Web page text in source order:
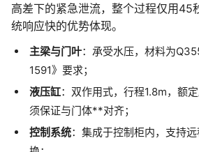
高差下的紧急泄流，整个过程仅用
统响应快的优势体现。
主梁与门叶：承受水压，材料为
1591》要求；
液压缸：双作用式，行程1.8m，额
须保证与门体**对齐；
控制系统：集成于控制柜内，支持